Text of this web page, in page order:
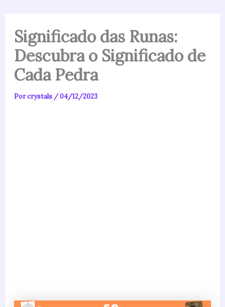
Significado das Runas:
Descubra o Significado de
Cada Pedra
Porcrystals /04/12/2023